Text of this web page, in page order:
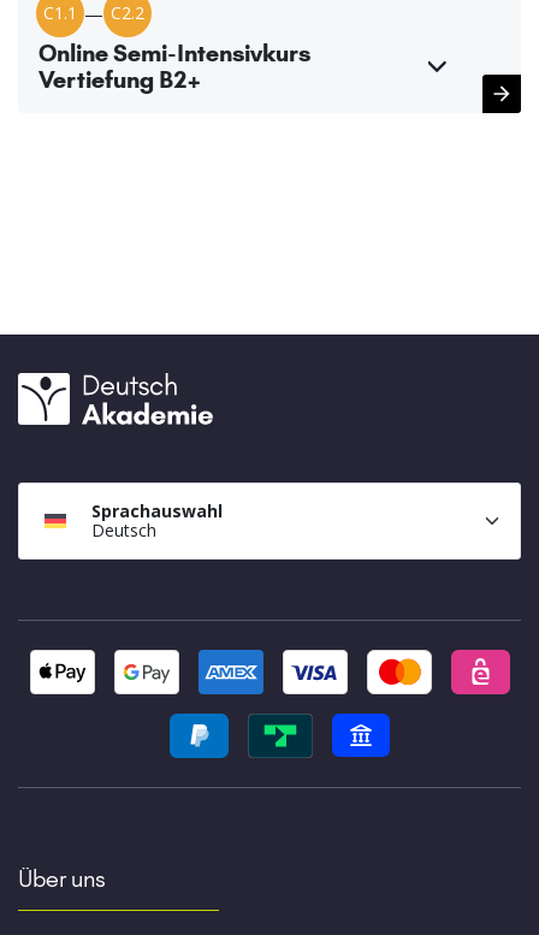
C1.1 — C2.2
Online Semi-Intensivkurs
Vertiefung B2+
Sprachauswahl
Deutsch
Über uns